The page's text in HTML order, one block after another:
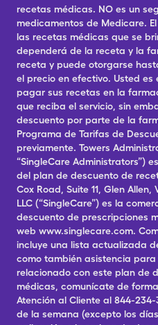
recetas médicas. NO es un
medicamentos de Medicare.
las recetas médicas que se
dependerá de la receta y la
receta y puede otorgarse
el precio en efectivo. Usted es
pagar sus recetas en la
que reciba el servicio, sin
descuento por parte de la
Programa de Tarifas de
previamente. Towers
“SingleCare Administrators”)
del plan de descuento de
Cox Road, Suite 11, Glen
LLC (“SingleCare”) es la
descuento de prescripciones
web www.singlecare.com.
incluye una lista actualizada
como también asistencia
relacionado con este plan de
médicas, comunícate de
Atención al Cliente al 844-
de la semana (excepto los